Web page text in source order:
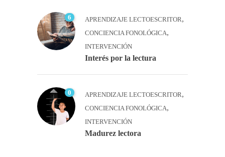
6 APRENDIZAJE LECTOESCRITOR,
CONCIENCIA FONOLÓGICA,
INTERVENCIÓN
Interés por la lectura
0 APRENDIZAJE LECTOESCRITOR,
CONCIENCIA FONOLÓGICA,
INTERVENCIÓN
Madurez lectora